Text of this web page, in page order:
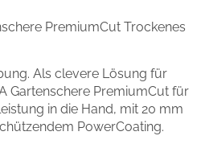
PremiumCut Trockenes
Als clevere Lösung für
Gartenschere PremiumCut für
in die Hand, mit 20 mm
PowerCoating.